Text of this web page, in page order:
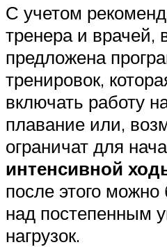
С учетом
тренера и врачей,
предложена
тренировок,
включать работу
плавание или,
ограничат для
интенсивной
после этого можно
над постепенным
нагрузок.